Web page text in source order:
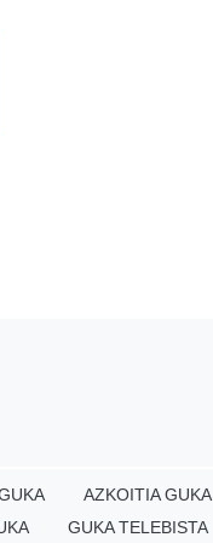
AZKOITIA GUKA
GUKA TELEBISTA